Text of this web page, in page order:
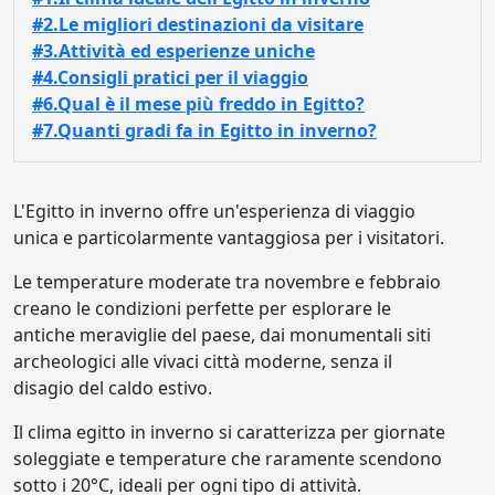
#2.Le migliori destinazioni da visitare
#3.Attività ed esperienze uniche
#4.Consigli pratici per il viaggio
#6.Qual è il mese più freddo in Egitto?
#7.Quanti gradi fa in Egitto in inverno?
L'Egitto in inverno offre un'esperienza di viaggio
unica e particolarmente vantaggiosa per i visitatori.
Le temperature moderate tra novembre e febbraio
creano le condizioni perfette per esplorare le
antiche meraviglie del paese, dai monumentali siti
archeologici alle vivaci città moderne, senza il
disagio del caldo estivo.
Il clima egitto in inverno si caratterizza per giornate
soleggiate e temperature che raramente scendono
sotto i 20°C, ideali per ogni tipo di attività.